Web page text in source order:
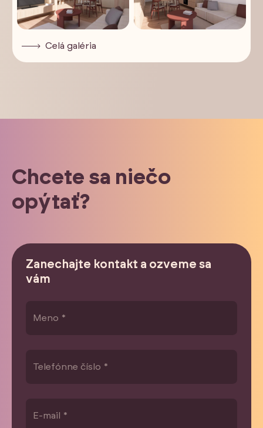
Celá galéria
Chcete sa niečo
opýtať?
Zanechajte kontakt a ozveme sa
vám